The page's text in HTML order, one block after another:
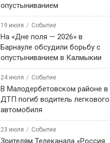
опустыниванием
19 июля Событие
На «Дне поля — 2026» в
Барнауле обсудили борьбу с
опустыниванием в Калмыкии
24 июля Событие
В Малодербетовском районе в
ДТП погиб водитель легкового
автомобиля
23 июля Событие
Зрителям Телеканала «Россия